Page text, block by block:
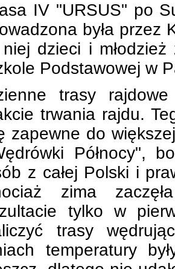
IV "URSUS" po
była przez
dzieci i
Podstawowej w
trasy
trwania rajdu.
zapewne do
Północy",
z całej Polski i
zima
tylko w
trasy
temperatury